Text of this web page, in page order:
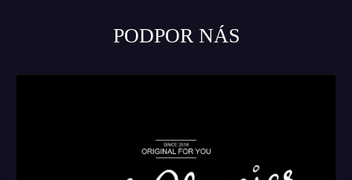
PODPOR NÁS